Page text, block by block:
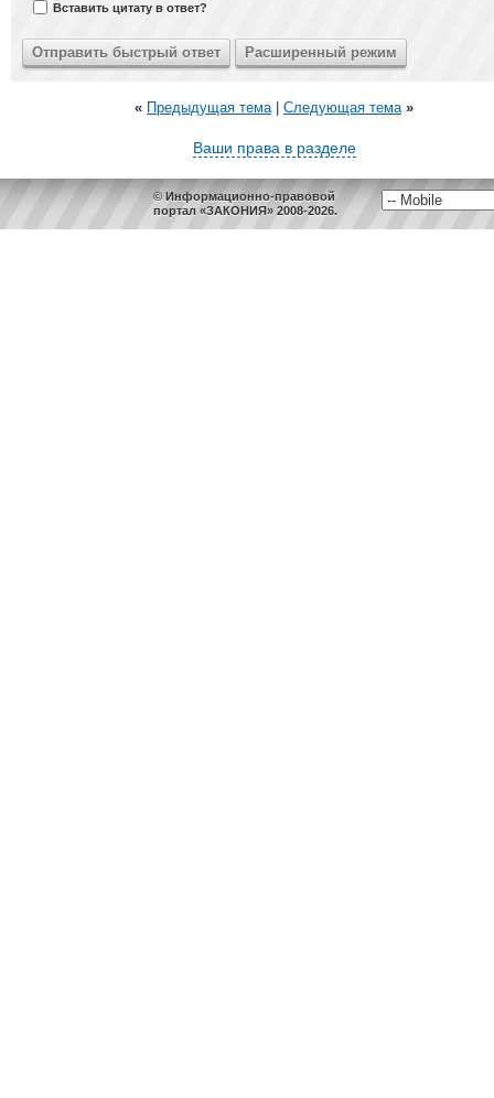
Вставить цитату в ответ?
« Предыдущая тема| Следующая тема »
Ваши права в разделе
© Информационно-правовой
портал «ЗАКОНИЯ» 2008-2026.